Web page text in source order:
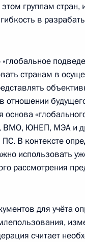
гражданства
развития
ГЛОНАСС
группам
в
странам в
ВМО, ЮНЕП, МЭА и
В контексте
использовать
рассмотрения
для учёта
считает